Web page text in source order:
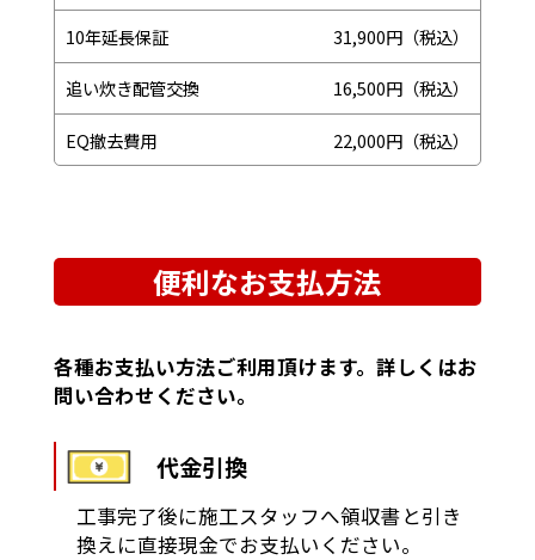
10年延長保証 31,900円（税込）
追い炊き配管交換 16,500円（税込）
EQ撤去費用 22,000円（税込）
便利なお支払方法
各種お支払い方法ご利用頂けます。詳しくはお
問い合わせください。
代金引換
工事完了後に施工スタッフへ領収書と引き
換えに直接現金でお支払いください。